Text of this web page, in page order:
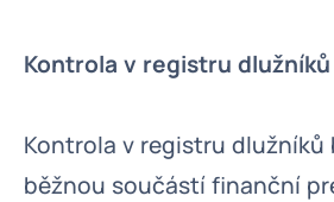
Kontrola v registru
Kontrola v registru dlužníků
běžnou součástí finanční